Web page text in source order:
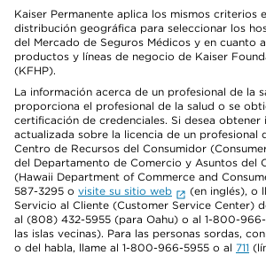
Kaiser Permanente aplica los mismos criterios
distribución geográfica para seleccionar los
del Mercado de Seguros Médicos y en cuanto
productos y líneas de negocio de Kaiser
(KFHP).
La información acerca de un profesional de la
proporciona el profesional de la salud o se
certificación de credenciales. Si desea obtener
actualizada sobre la licencia de un profesional
Centro de Recursos del Consumidor
del Departamento de Comercio y Asuntos del
(Hawaii Department of Commerce and
587-3295 o visite su sitio web
(en inglés), o
Servicio al Cliente (Customer Service Center)
al (808) 432-5955 (para Oahu) o al 1-800-
las islas vecinas). Para las personas sordas,
o del habla, llame al 1-800-966-5955 o al 711